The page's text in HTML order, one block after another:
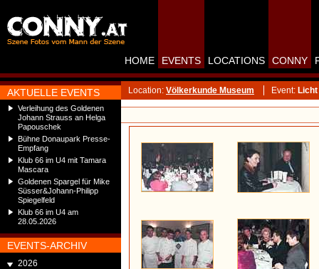
AKTUELLE EVENTS
Verleihung des Goldenen
Johann Strauss an Helga
Papouschek
Bühne Donaupark Presse-
Empfang
Klub 66 im U4 mit Tamara
Mascara
Goldenen Spargel für Mike
Süsser&Johann-Philipp
Spiegelfeld
Klub 66 im U4 am
28.05.2026
EVENTS-ARCHIV
2026
HOME EVENTS LOCATIONS CONNY
Location: Völkerkunde Museum Event: